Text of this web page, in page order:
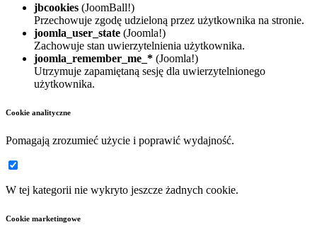
jbcookies (JoomBall!)
Przechowuje zgodę udzieloną przez użytkownika na stronie.
joomla_user_state (Joomla!)
Zachowuje stan uwierzytelnienia użytkownika.
joomla_remember_me_* (Joomla!)
Utrzymuje zapamiętaną sesję dla uwierzytelnionego
użytkownika.
Cookie analityczne
Pomagają zrozumieć użycie i poprawić wydajność.
W tej kategorii nie wykryto jeszcze żadnych cookie.
Cookie marketingowe